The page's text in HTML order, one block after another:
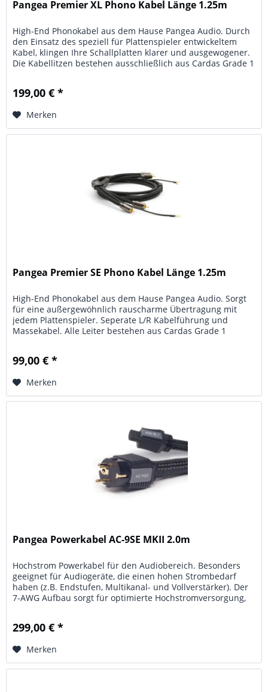
Pangea Premier XL Phono Kabel Länge 1.25m
High-End Phonokabel aus dem Hause Pangea Audio. Durch
den Einsatz des speziell für Plattenspieler entwickeltem
Kabel, klingen Ihre Schallplatten klarer und ausgewogener.
Die Kabellitzen bestehen ausschließlich aus Cardas Grade 1
199,00 € *
Merken
Pangea Premier SE Phono Kabel Länge 1.25m
High-End Phonokabel aus dem Hause Pangea Audio. Sorgt
für eine außergewöhnlich rauscharme Übertragung mit
jedem Plattenspieler. Seperate L/R Kabelführung und
Massekabel. Alle Leiter bestehen aus Cardas Grade 1
99,00 € *
Merken
Pangea Powerkabel AC-9SE MKII 2.0m
Hochstrom Powerkabel für den Audiobereich. Besonders
geeignet für Audiogeräte, die einen hohen Strombedarf
haben (z.B. Endstufen, Multikanal- und Vollverstärker). Der
7-AWG Aufbau sorgt für optimierte Hochstromversorgung,
299,00 € *
Merken